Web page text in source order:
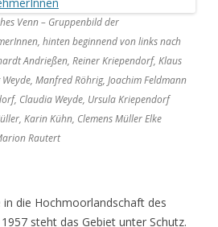
Venn – Gruppenbild der
hinten beginnend von links nach
Andrießen, Reiner Kriependorf, Klaus
Manfred Röhrig, Joachim Feldmann
Claudia Weyde, Ursula Kriependorf
Karin Kühn, Clemens Müller Elke
Rautert
in die Hochmoorlandschaft des
steht das Gebiet unter Schutz.